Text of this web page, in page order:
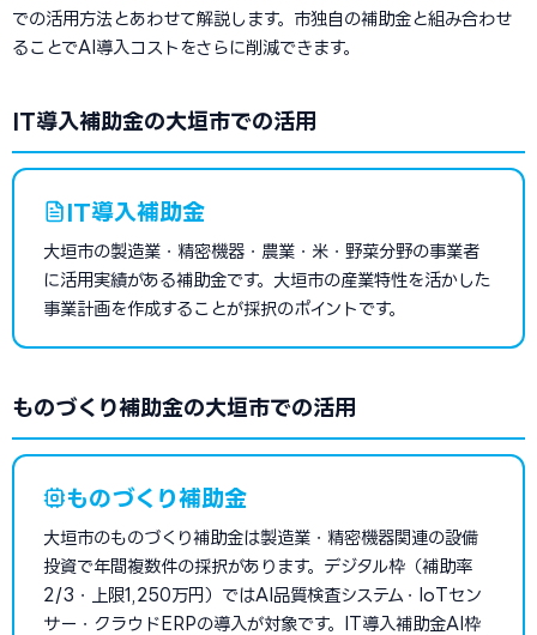
での活用方法とあわせて解説します。市独自の補助金と組み合わせ
ることでAI導入コストをさらに削減できます。
IT導入補助金の大垣市での活用
IT導入補助金
大垣市の製造業・精密機器・農業・米・野菜分野の事業者
に活用実績がある補助金です。大垣市の産業特性を活かした
事業計画を作成することが採択のポイントです。
ものづくり補助金の大垣市での活用
ものづくり補助金
大垣市のものづくり補助金は製造業・精密機器関連の設備
投資で年間複数件の採択があります。デジタル枠（補助率
2/3・上限1,250万円）ではAI品質検査システム・IoTセン
サー・クラウドERPの導入が対象です。IT導入補助金AI枠